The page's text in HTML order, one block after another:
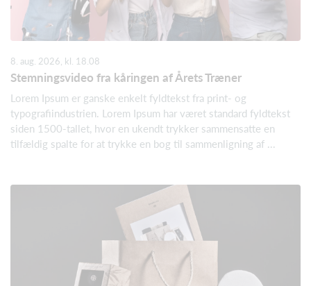
8. aug. 2026, kl. 18.08
Stemningsvideo fra kåringen af Årets Træner
Lorem Ipsum er ganske enkelt fyldtekst fra print- og
typografiindustrien. Lorem Ipsum har været standard fyldtekst
siden 1500-tallet, hvor en ukendt trykker sammensatte en
tilfældig spalte for at trykke en bog til sammenligning af ...